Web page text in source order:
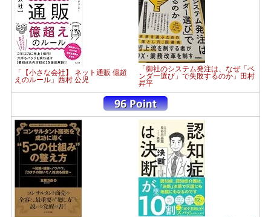
「【小さな会社】 ネット通販 億超
えのルール」西村 公児
「御社のシステム発注は、なぜ「ベ
ンダー選び」で失敗するのか」田村
昇平